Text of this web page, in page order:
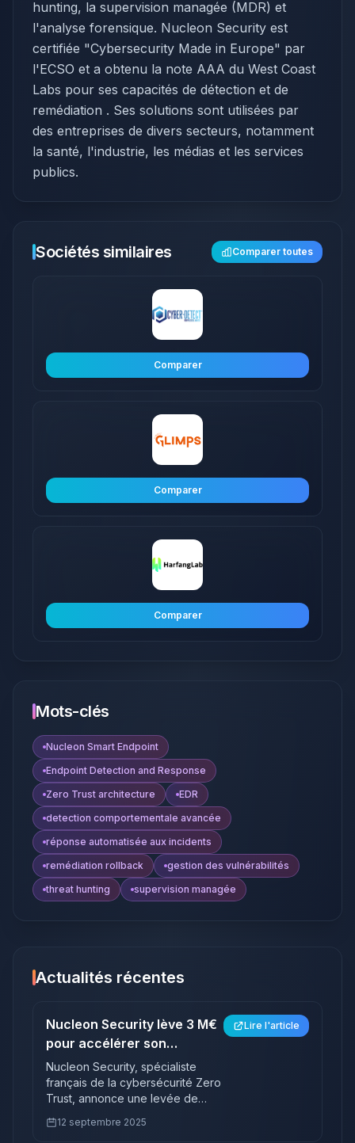
hunting, la supervision managée (MDR) et
l'analyse forensique. Nucleon Security est
certifiée "Cybersecurity Made in Europe" par
l'ECSO et a obtenu la note AAA du West Coast
Labs pour ses capacités de détection et de
remédiation . Ses solutions sont utilisées par
des entreprises de divers secteurs, notamment
la santé, l'industrie, les médias et les services
publics.
Sociétés similaires Comparer toutes
Comparer
Comparer
Comparer
Mots-clés
Nucleon Smart Endpoint
Endpoint Detection and Response
Zero Trust architecture
EDR
detection comportementale avancée
réponse automatisée aux incidents
remédiation rollback
gestion des vulnérabilités
threat hunting
supervision managée
Actualités récentes
Nucleon Security lève 3 M€
pour accélérer son
expansion et industrialiser
son IA Zero Trust
Nucleon Security, spécialiste
français de la cybersécurité Zero
Trust, annonce une levée de
accélérer son expansion
12 septembre 2025
Lire l'article